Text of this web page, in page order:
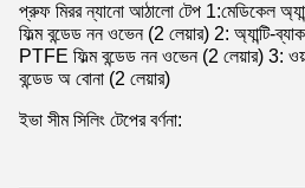
প্রুফ মিরর ন্যানো আঠালো টেপ 1:মেডিকেল
ফিল্ম বন্ডেড নন ওভেন (2 লেয়ার) 2: অ্যান্টি-
PTFE ফিল্ম বন্ডেড নন ওভেন (2 লেয়ার) 3:
বন্ডেড অ বোনা (2 লেয়ার)
ইভা সীম সিলিং টেপের বর্ণনা: